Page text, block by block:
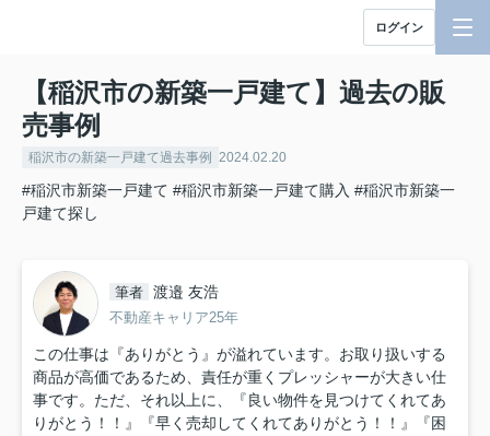
ログイン
【稲沢市の新築一戸建て】過去の販
売事例
稲沢市の新築一戸建て過去事例 2024.02.20
#稲沢市新築一戸建て #稲沢市新築一戸建て購入 #稲沢市新築一
戸建て探し
筆者 渡邉 友浩
不動産キャリア25年
この仕事は『ありがとう』が溢れています。お取り扱いする
商品が高価であるため、責任が重くプレッシャーが大きい仕
事です。ただ、それ以上に、『良い物件を見つけてくれてあ
りがとう！！』『早く売却してくれてありがとう！！』『困